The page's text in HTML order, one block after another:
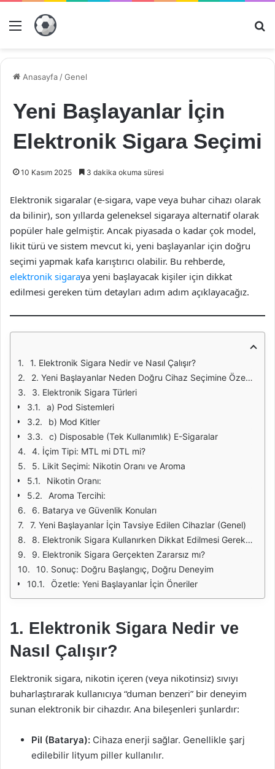
Menü
Anasayfa /Genel
Yeni Başlayanlar İçin
Elektronik Sigara Seçimi
10 Kasım 2025 3 dakika okuma süresi
Elektronik sigaralar (e-sigara, vape veya buhar cihazı olarak
da bilinir), son yıllarda geleneksel sigaraya alternatif olarak
popüler hale gelmiştir. Ancak piyasada o kadar çok model,
likit türü ve sistem mevcut ki, yeni başlayanlar için doğru
seçimi yapmak kafa karıştırıcı olabilir. Bu rehberde,
elektronik sigaraya yeni başlayacak kişiler için dikkat
edilmesi gereken tüm detayları adım adım açıklayacağız.
1. Elektronik Sigara Nedir ve Nasıl Çalışır?
2. Yeni Başlayanlar Neden Doğru Cihaz Seçimine Özen Göstermeli?
3. Elektronik Sigara Türleri
a) Pod Sistemleri
b) Mod Kitler
c) Disposable (Tek Kullanımlık) E-Sigaralar
4. İçim Tipi: MTL mi DTL mi?
5. Likit Seçimi: Nikotin Oranı ve Aroma
Nikotin Oranı:
Aroma Tercihi:
6. Batarya ve Güvenlik Konuları
7. Yeni Başlayanlar İçin Tavsiye Edilen Cihazlar (Genel)
8. Elektronik Sigara Kullanırken Dikkat Edilmesi Gerekenler
9. Elektronik Sigara Gerçekten Zararsız mı?
10. Sonuç: Doğru Başlangıç, Doğru Deneyim
Özetle: Yeni Başlayanlar İçin Öneriler
1. Elektronik Sigara Nedir ve
Nasıl Çalışır?
Elektronik sigara, nikotin içeren (veya nikotinsiz) sıvıyı
buharlaştırarak kullanıcıya “duman benzeri” bir deneyim
sunan elektronik bir cihazdır. Ana bileşenleri şunlardır:
Pil (Batarya): Cihaza enerji sağlar. Genellikle şarj
edilebilir lityum piller kullanılır.